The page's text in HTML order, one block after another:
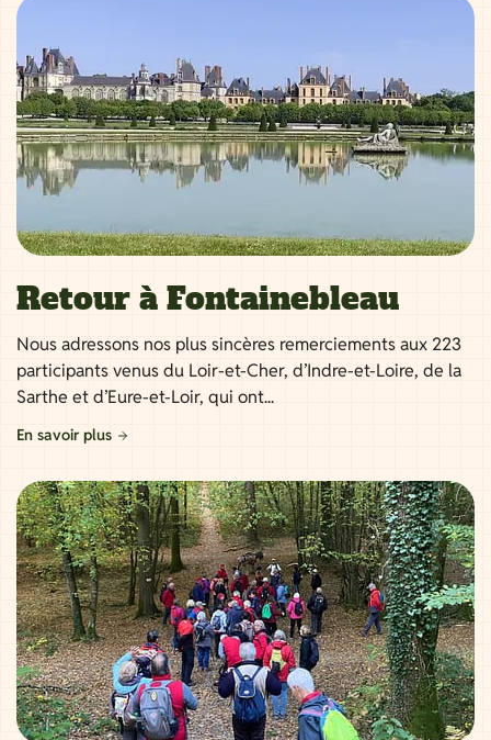
Retour à Fontainebleau
Nous adressons nos plus sincères remerciements aux 223
participants venus du Loir-et-Cher, d’Indre-et-Loire, de la
Sarthe et d’Eure-et-Loir, qui ont...
En savoir plus